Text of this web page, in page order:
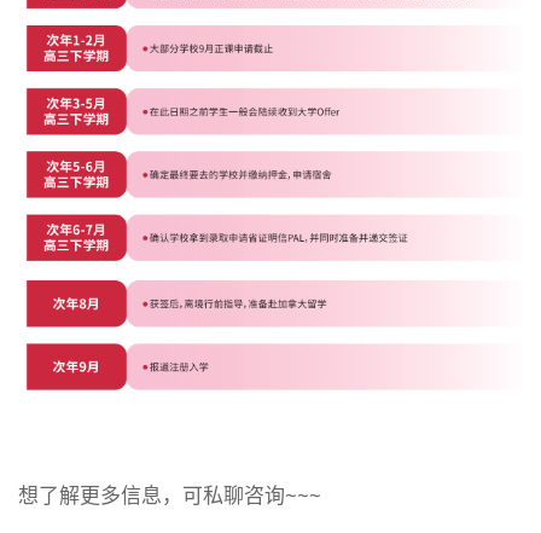
想了解更多信息，可私聊咨询~~~